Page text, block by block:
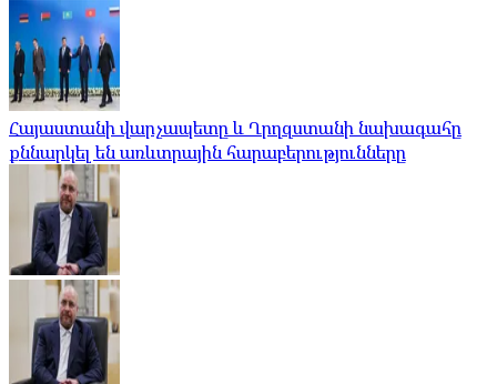
Հայաստանի վարչապետը և Ղրղզստանի նախագահը
քննարկել են առևտրային հարաբերությունները